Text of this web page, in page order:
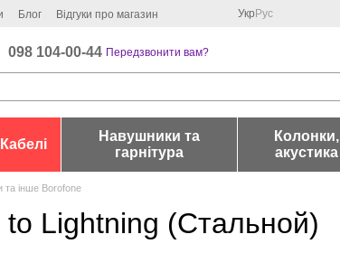
Блог Відгуки про магазин Укр Рус
098 104-00-44 Передзвонити вам?
Кабелі
Навушники та
гарнітура
Колонки,
акустика
та інше Borofone
Lightning (Стальной)